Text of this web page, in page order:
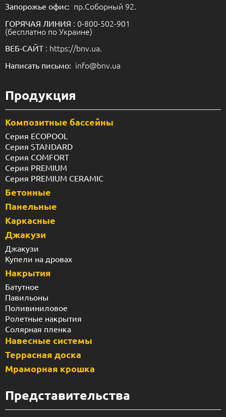
Запорожье офис: пр.Соборный 92.
ГОРЯЧАЯ ЛИНИЯ : 0-800-502-901
(бесплатно по Украине)
ВЕБ-САЙТ : https://bnv.ua.
Написать письмо: info@bnv.ua
Продукция
Композитные бассейны
Серия ECOPOOL
Серия STANDARD
Серия COMFORT
Серия PREMIUM
Серия PREMIUM CERAMIC
Бетонные
Панельные
Каркасные
Джакузи
Джакузи
Купели на дровах
Накрытия
Батутное
Павильоны
Поливиниловое
Ролетные накрытия
Солярная пленка
Навесные системы
Террасная доска
Мраморная крошка
Представительства